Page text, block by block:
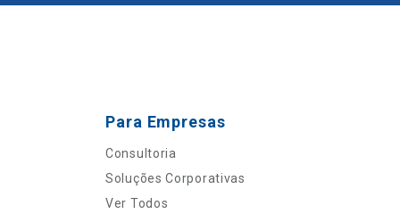
Para Empresas
Consultoria
Soluções Corporativas
Ver Todos